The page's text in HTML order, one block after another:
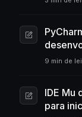
9 min de
IDE Mu
para